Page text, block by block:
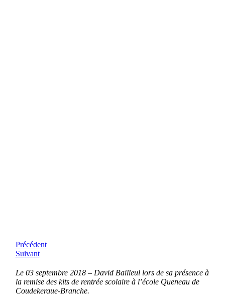
Précédent
Suivant
Le 03 septembre 2018 – David Bailleul lors de sa présence à
la remise des kits de rentrée scolaire à l’école Queneau de
Coudekerque-Branche.